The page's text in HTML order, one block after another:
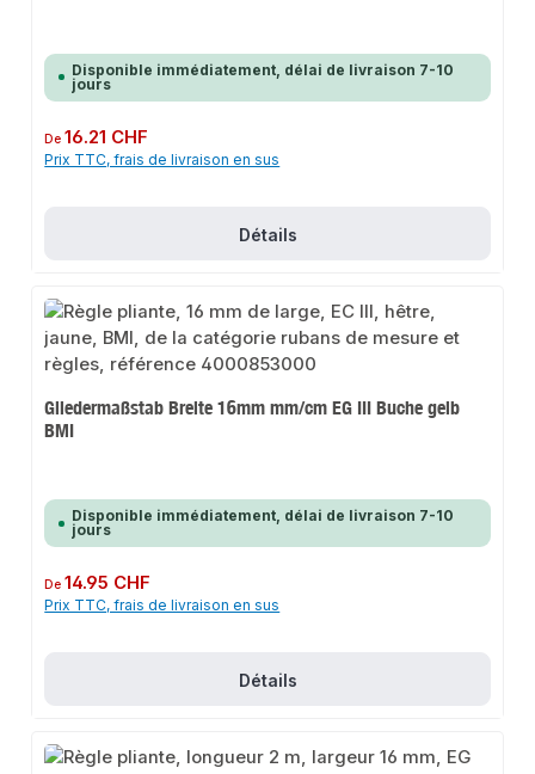
Disponible immédiatement, délai de livraison 7-10
jours
Prix régulier :
De16.21 CHF
Prix TTC, frais de livraison en sus
Détails
Gliedermaßstab Breite 16mm mm/cm EG III Buche gelb
BMI
Disponible immédiatement, délai de livraison 7-10
jours
Prix régulier :
De14.95 CHF
Prix TTC, frais de livraison en sus
Détails